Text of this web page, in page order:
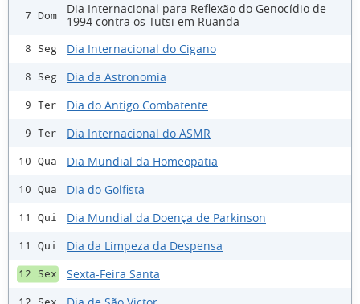
7 Dom
Dia Internacional para Reflexão do Genocídio de
1994 contra os Tutsi em Ruanda
8 Seg Dia Internacional do Cigano
8 Seg Dia da Astronomia
9 Ter Dia do Antigo Combatente
9 Ter Dia Internacional do ASMR
10 Qua Dia Mundial da Homeopatia
10 Qua Dia do Golfista
11 Qui Dia Mundial da Doença de Parkinson
11 Qui Dia da Limpeza da Despensa
12 Sex Sexta-Feira Santa